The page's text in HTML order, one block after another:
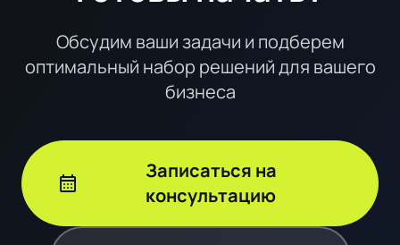
Обсудим ваши задачи и подберем
оптимальный набор решений для вашего
бизнеса
calendar_month
Записаться на
консультацию